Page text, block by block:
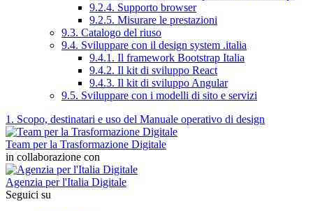
9.2.4. Supporto browser
9.2.5. Misurare le prestazioni
9.3. Catalogo del riuso
9.4. Sviluppare con il design system .italia
9.4.1. Il framework Bootstrap Italia
9.4.2. Il kit di sviluppo React
9.4.3. Il kit di sviluppo Angular
9.5. Sviluppare con i modelli di sito e servizi
1. Scopo, destinatari e uso del Manuale operativo di design
Team per la Trasformazione Digitale
in collaborazione con
Agenzia per l'Italia Digitale
Seguici su